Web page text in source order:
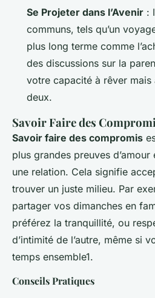
Se Projeter dans l’Avenir :
communs, tels qu’un
plus long terme comme
des discussions sur la
votre capacité à rêver mais
deux.
Savoir Faire des
Savoir faire des compromis
plus grandes preuves d’amour
une relation. Cela signifie
trouver un juste milieu. Par
partager vos dimanches en
préférez la tranquillité, ou
d’intimité de l’autre, même si
temps ensemble1.
Conseils Pratiques